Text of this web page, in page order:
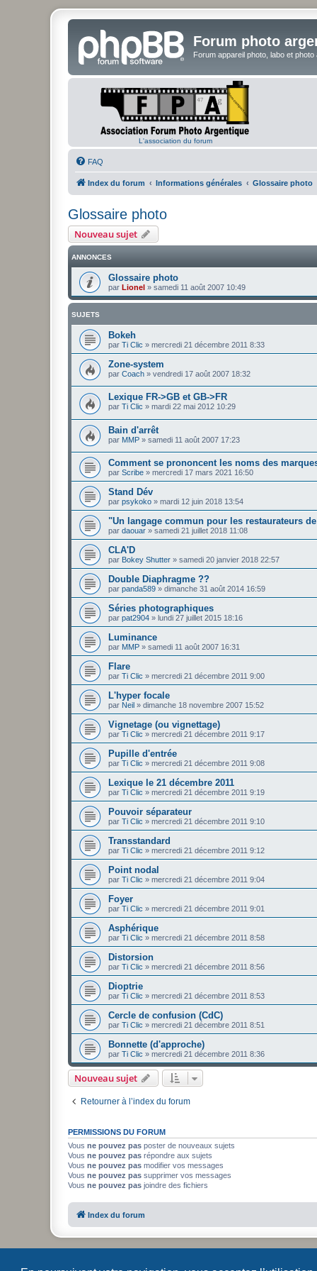
Forum photo
Forum appareil photo, labo et photo
L'association du forum
FAQ
Index du forum Informations générales Glossaire photo
Glossaire photo
Nouveau sujet
ANNONCES
Glossaire photo
par Lionel » samedi 11 août 2007 10:49
SUJETS
Bokeh
par Ti Clic » mercredi 21 décembre 2011 8:33
Zone-system
par Coach » vendredi 17 août 2007 18:32
Lexique FR->GB et GB->FR
par Ti Clic » mardi 22 mai 2012 10:29
Bain d'arrêt
par MMP » samedi 11 août 2007 17:23
Comment se prononcent les noms des
par Scribe » mercredi 17 mars 2021 16:50
Stand Dév
par psykoko » mardi 12 juin 2018 13:54
"Un langage commun pour les restaurateurs
par daouar » samedi 21 juillet 2018 11:08
CLA'D
par Bokey Shutter » samedi 20 janvier 2018 22:57
Double Diaphragme ??
par panda589 » dimanche 31 août 2014 16:59
Séries photographiques
par pat2904 » lundi 27 juillet 2015 18:16
Luminance
par MMP » samedi 11 août 2007 16:31
Flare
par Ti Clic » mercredi 21 décembre 2011 9:00
L'hyper focale
par Neil » dimanche 18 novembre 2007 15:52
Vignetage (ou vignettage)
par Ti Clic » mercredi 21 décembre 2011 9:17
Pupille d'entrée
par Ti Clic » mercredi 21 décembre 2011 9:08
Lexique le 21 décembre 2011
par Ti Clic » mercredi 21 décembre 2011 9:19
Pouvoir séparateur
par Ti Clic » mercredi 21 décembre 2011 9:10
Transstandard
par Ti Clic » mercredi 21 décembre 2011 9:12
Point nodal
par Ti Clic » mercredi 21 décembre 2011 9:04
Foyer
par Ti Clic » mercredi 21 décembre 2011 9:01
Asphérique
par Ti Clic » mercredi 21 décembre 2011 8:58
Distorsion
par Ti Clic » mercredi 21 décembre 2011 8:56
Dioptrie
par Ti Clic » mercredi 21 décembre 2011 8:53
Cercle de confusion (CdC)
par Ti Clic » mercredi 21 décembre 2011 8:51
Bonnette (d'approche)
par Ti Clic » mercredi 21 décembre 2011 8:36
Nouveau sujet
Retourner à l’index du forum
PERMISSIONS DU FORUM
Vous ne pouvez pas poster de nouveaux sujets
Vous ne pouvez pas répondre aux sujets
Vous ne pouvez pas modifier vos messages
Vous ne pouvez pas supprimer vos messages
Vous ne pouvez pas joindre des fichiers
Index du forum